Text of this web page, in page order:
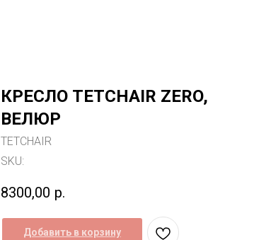
КРЕСЛО TETCHAIR ZERO,
ВЕЛЮР
TETCHAIR
SKU:
8300,00 р.
Добавить в корзину